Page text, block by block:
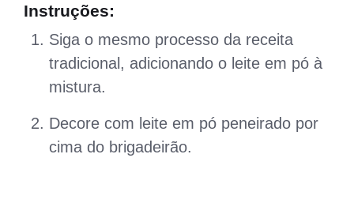
Instruções:
Siga o mesmo processo da receita
tradicional, adicionando o leite em pó à
mistura.
Decore com leite em pó peneirado por
cima do brigadeirão.